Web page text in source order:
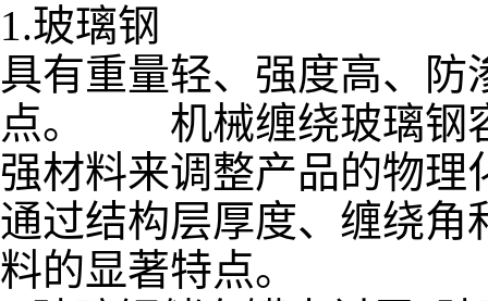
1.玻璃钢
具有重量轻、强度高、
点。 机械缠绕玻璃钢容
强材料来调整产品的物
通过结构层厚度、缠绕角
料的显著特点。